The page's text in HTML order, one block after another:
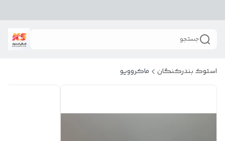
جستجو
استوک بندرکنگان ماکروویو